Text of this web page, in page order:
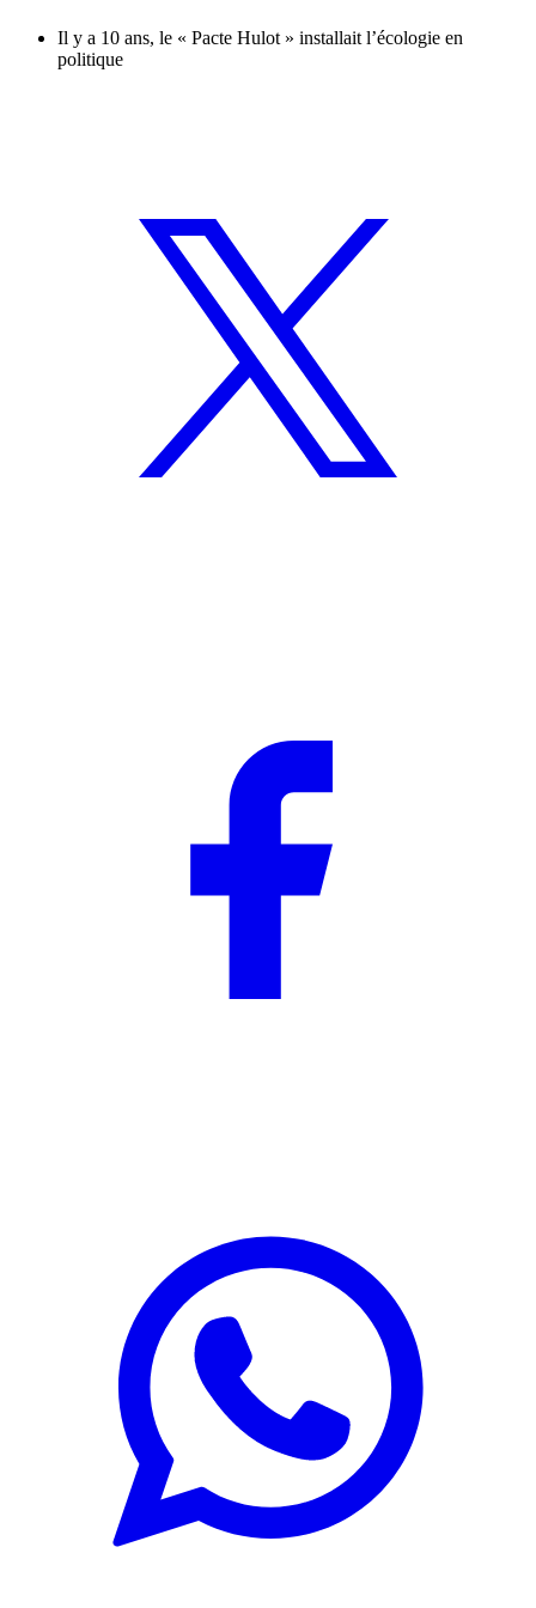
Il y a 10 ans, le « Pacte Hulot » installait l’écologie en
politique